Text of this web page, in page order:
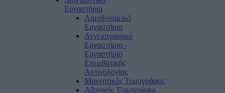
Εργαστήρια
Αιμοδυναμικό
Εργαστήριο
Αγγειογραφικό
Εργαστήριο -
Εργαστήριο
Επεμβατικής
Ακτινολογίας
Μαγνητικός Τομογράφος
Αξονικός Τομογράφος